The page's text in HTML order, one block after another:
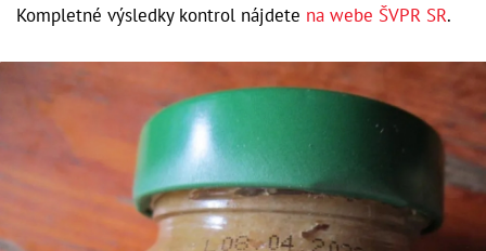
Kompletné výsledky kontrol nájdete na webe ŠVPR SR.